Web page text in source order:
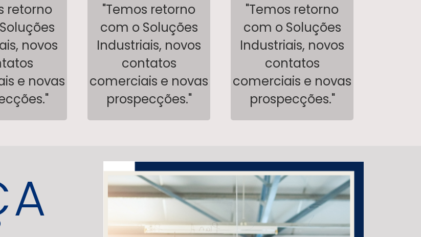
retorno
novos
e novas
"Temos retorno
com o Soluções
Industriais, novos
contatos
comerciais e novas
prospecções."
"Temos retorno
com o Soluções
Industriais, novos
contatos
comerciais e novas
prospecções."